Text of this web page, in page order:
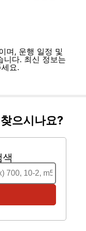
며, 운행 일정 및
니다. 최신 정보는
요.
으시나요?